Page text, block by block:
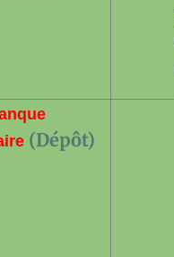
(Dépôt)